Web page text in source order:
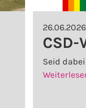
CSD-
Seid